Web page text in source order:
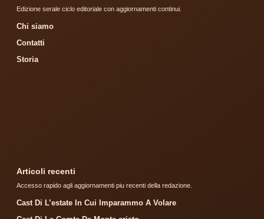
Edizione serale ciclo editoriale con aggiornamenti continui.
Chi siamo
Contatti
Storia
Articoli recenti
Accesso rapido agli aggiornamenti piu recenti della redazione.
Cast Di L’estate In Cui Imparammo A Volare